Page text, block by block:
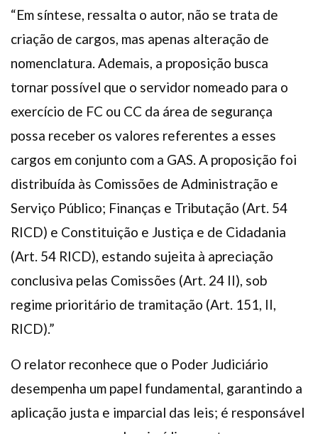
“Em síntese, ressalta o autor, não se trata de
criação de cargos, mas apenas alteração de
nomenclatura. Ademais, a proposição busca
tornar possível que o servidor nomeado para o
exercício de FC ou CC da área de segurança
possa receber os valores referentes a esses
cargos em conjunto com a GAS. A proposição foi
distribuída às Comissões de Administração e
Serviço Público; Finanças e Tributação (Art. 54
RICD) e Constituição e Justiça e de Cidadania
(Art. 54 RICD), estando sujeita à apreciação
conclusiva pelas Comissões (Art. 24 II), sob
regime prioritário de tramitação (Art. 151, II,
RICD).”
O relator reconhece que o Poder Judiciário
desempenha um papel fundamental, garantindo a
aplicação justa e imparcial das leis; é responsável